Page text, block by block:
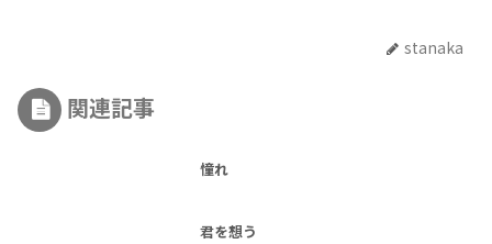
stanaka
関連記事
憧れ
君を想う